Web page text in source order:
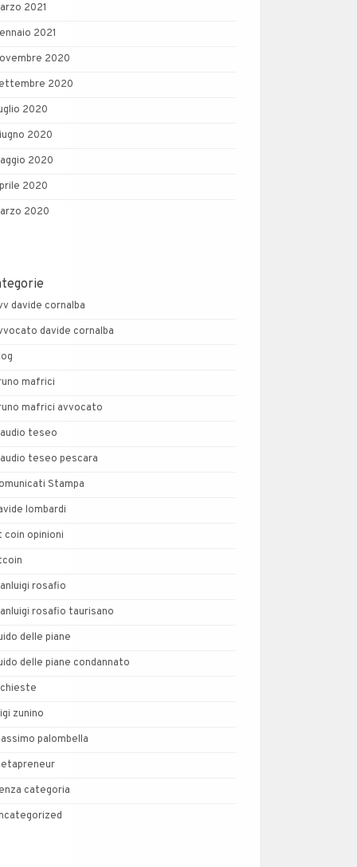
2021
2021
2020
2020
2020
2020
2020
2020
2020
davide cornalba
davide cornalba
mafrici
mafrici avvocato
teseo
teseo pescara
Stampa
lombardi
coin opinioni
rosafio
rosafio taurisano
delle piane
delle piane condannato
zunino
palombella
categoria